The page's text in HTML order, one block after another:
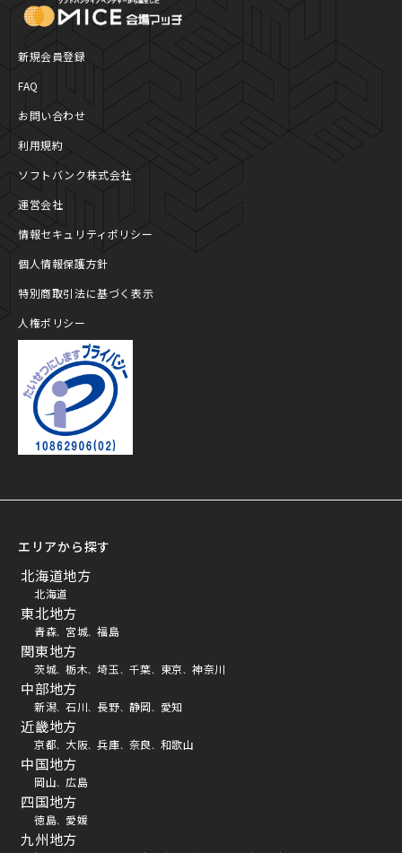
新規会員登録
FAQ
お問い合わせ
利用規約
ソフトバンク株式会社
運営会社
情報セキュリティポリシー
個人情報保護方針
特別商取引法に基づく表示
人権ポリシー
エリアから探す
北海道地方
北海道
東北地方
青森、 宮城、 福島
関東地方
茨城、 栃木、 埼玉、 千葉、 東京、 神奈川
中部地方
新潟、 石川、 長野、 静岡、 愛知
近畿地方
京都、 大阪、 兵庫、 奈良、 和歌山
中国地方
岡山、 広島
四国地方
徳島、 愛媛
九州地方